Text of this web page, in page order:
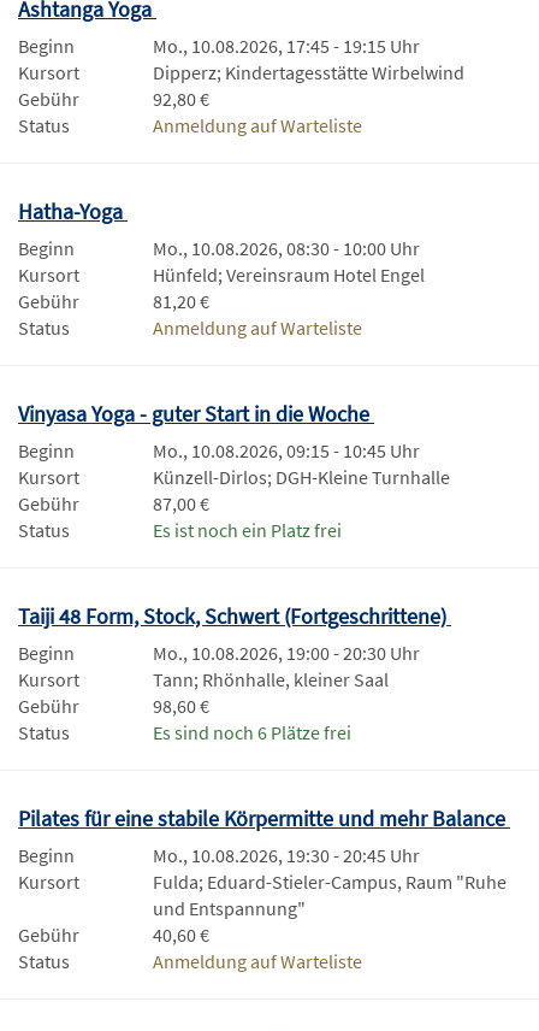
Ashtanga Yoga
Beginn
Mo., 10.08.2026, 17:45 - 19:15 Uhr
Kursort
Dipperz; Kindertagesstätte Wirbelwind
Gebühr
92,80 €
Status
Anmeldung auf Warteliste
Hatha-Yoga
Beginn
Mo., 10.08.2026, 08:30 - 10:00 Uhr
Kursort
Hünfeld; Vereinsraum Hotel Engel
Gebühr
81,20 €
Status
Anmeldung auf Warteliste
Vinyasa Yoga - guter Start in die Woche
Beginn
Mo., 10.08.2026, 09:15 - 10:45 Uhr
Kursort
Künzell-Dirlos; DGH-Kleine Turnhalle
Gebühr
87,00 €
Status
Es ist noch ein Platz frei
Taiji 48 Form, Stock, Schwert (Fortgeschrittene)
Beginn
Mo., 10.08.2026, 19:00 - 20:30 Uhr
Kursort
Tann; Rhönhalle, kleiner Saal
Gebühr
98,60 €
Status
Es sind noch 6 Plätze frei
Pilates für eine stabile Körpermitte und mehr Balance
Beginn
Mo., 10.08.2026, 19:30 - 20:45 Uhr
Kursort
Fulda; Eduard-Stieler-Campus, Raum "Ruhe
und Entspannung"
Gebühr
40,60 €
Status
Anmeldung auf Warteliste